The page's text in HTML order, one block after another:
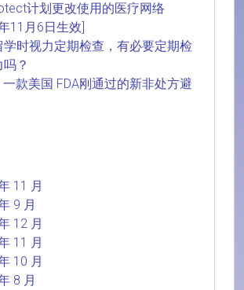
计划更改使用的医疗网络
11月6日生效]
学时视力定期检查，有必要定期检
？
一款美国 FDA刚通过的新非处方避
11 月
9 月
12 月
11 月
10 月
8 月